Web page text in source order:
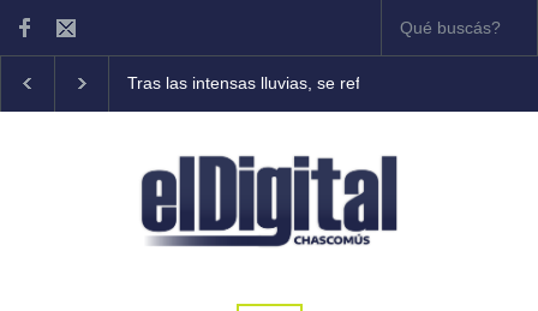
Tras las intensas lluvias, se refuerzan las tareas de